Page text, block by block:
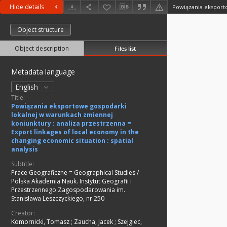
Hide details
Object structure
Object description Files list
Metadata language
English
Title:
Powiązania eksportowe gospodarki
lokalnej w warunkach zmiennej
koniunktury : analiza przestrzenna =
Export linkages of local economy in the
changing economic situation : spatial
analysis
Subtitle:
Prace Geograficzne = Geographical Studies /
Polska Akademia Nauk. Instytut Geografii i
Przestrzennego Zagospodarowania im.
Stanisława Leszczyckiego, nr 250
Creator:
Komornicki, Tomasz ; Zaucha, Jacek ; Szejgiec,